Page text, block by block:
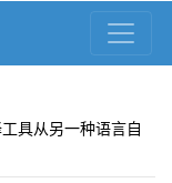
具从另一种语言自